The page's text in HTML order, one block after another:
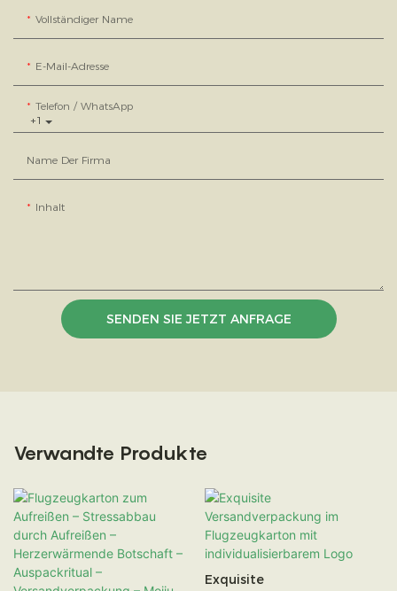
Vollständiger Name
E-Mail-Adresse
+1
Telefon / WhatsApp
Name Der Firma
Inhalt
SENDEN SIE JETZT ANFRAGE
Verwandte Produkte
Exquisite